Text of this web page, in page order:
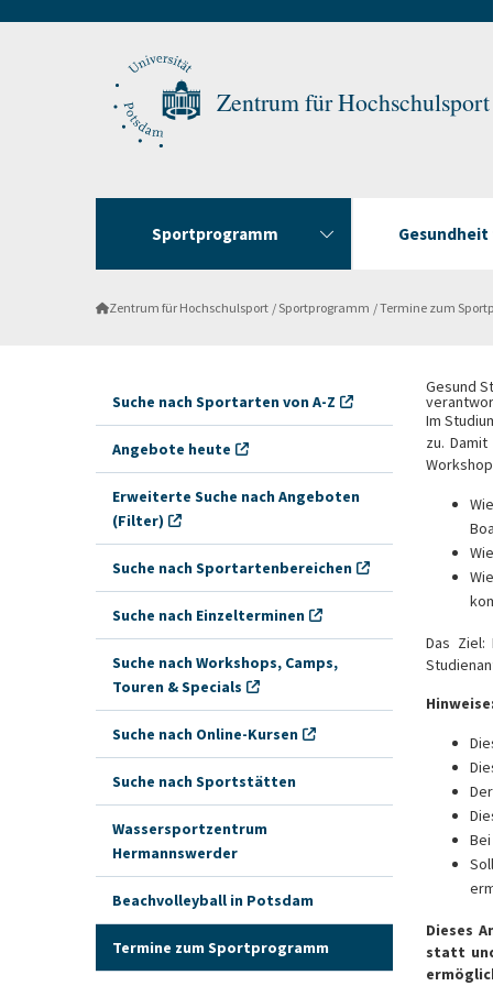
Zentrum für Hochschulsport
Sportprogramm
Zentrum für Hochschulsport Sportprogramm Termine zum
Suche nach Sportarten von A-Z
Angebote heute
Erweiterte Suche nach Angeboten
(Filter)
Suche nach Sportartenbereichen
Suche nach Einzelterminen
Suche nach Workshops, Camps,
Touren & Specials
Suche nach Online-Kursen
Suche nach Sportstätten
Wassersportzentrum
Hermannswerder
Beachvolleyball in Potsdam
Termine zum Sportprogramm
Gesund
Im
zu.
Das
Hinweise:
Dieses
statt